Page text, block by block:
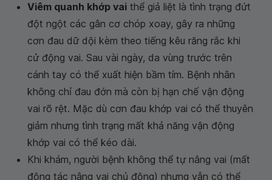
Viêm quanh khớp vai thể giả liệt là tình trạng đứt
đột ngột các gân cơ chóp xoay, gây ra những
cơn đau dữ dội kèm theo tiếng kêu răng rắc khi
cử động vai. Sau vài ngày, da vùng trước trên
cánh tay có thể xuất hiện bầm tím. Bệnh nhân
không chỉ đau đớn mà còn bị hạn chế vận động
vai rõ rệt. Mặc dù cơn đau khớp vai có thể thuyên
giảm nhưng tình trạng mất khả năng vận động
khớp vai có thể kéo dài.
Khi khám, người bệnh không thể tự nâng vai (mất
động tác nâng vai chủ động) nhưng vẫn có thể